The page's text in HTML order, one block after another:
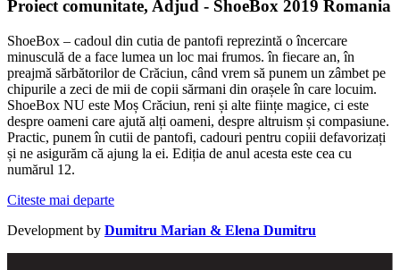
Proiect comunitate, Adjud - ShoeBox 2019 Romania
ShoeBox – cadoul din cutia de pantofi reprezintă o încercare
minusculă de a face lumea un loc mai frumos. în fiecare an, în
preajmă sărbătorilor de Crăciun, când vrem să punem un zâmbet pe
chipurile a zeci de mii de copii sărmani din orașele în care locuim.
ShoeBox NU este Moș Crăciun, reni și alte ființe magice, ci este
despre oameni care ajută alți oameni, despre altruism și compasiune.
Practic, punem în cutii de pantofi, cadouri pentru copiii defavorizați
și ne asigurăm că ajung la ei. Ediția de anul acesta este cea cu
numărul 12.
Citeste mai departe
Development by Dumitru Marian & Elena Dumitru